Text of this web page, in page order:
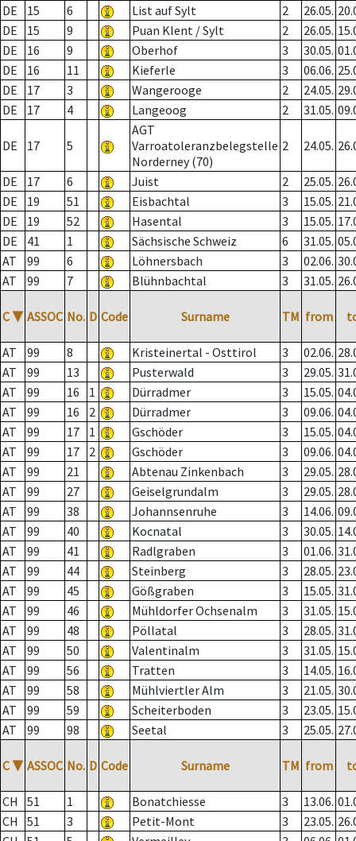
DE
15 6 List auf Sylt 2 26.05.
DE
15 9 Puan Klent / Sylt 2 26.05.
DE
16 9 Oberhof 3 30.05.
DE
16 11 Kieferle 3 06.06.
DE
17 3 Wangerooge 2 24.05.
DE
17 4 Langeoog 2 31.05.
DE 17 5
AGT
Varroatoleranzbelegstelle
Norderney (70)
2 24.05.
DE 17 6 Juist 2 25.05.
DE
19 51 Eisbachtal 3 15.05.
DE
19 52 Hasental 3 15.05.
DE
41 1 Sächsische Schweiz 6 31.05.
AT
99 6 Löhnersbach 3 02.06.
AT
99 7 Blühnbachtal 3 31.05.
C ▼ ASSOC No. D Code Surname TM from
AT 99 8 Kristeinertal - Osttirol 3 02.06.
AT
99 13 Pusterwald 3 29.05.
AT
99 16 1 Dürradmer 3 15.05.
AT
99 16 2 Dürradmer 3 09.06.
AT
99 17 1 Gschöder 3 15.05.
AT
99 17 2 Gschöder 3 09.06.
AT
99 21 Abtenau Zinkenbach 3 29.05.
AT
99 27 Geiselgrundalm 3 29.05.
AT
99 38 Johannsenruhe 3 14.06.
AT
99 40 Kocnatal 3 30.05.
AT
99 41 Radlgraben 3 01.06.
AT
99 44 Steinberg 3 28.05.
AT
99 45 Gößgraben 3 15.05.
AT
99 46 Mühldorfer Ochsenalm 3 31.05.
AT
99 48 Pöllatal 3 28.05.
AT
99 50 Valentinalm 3 31.05.
AT
99 56 Tratten 3 14.05.
AT
99 58 Mühlviertler Alm 3 21.05.
AT
99 59 Scheiterboden 3 23.05.
AT
99 98 Seetal 3 25.05.
C ▼ ASSOC No. D Code Surname TM from
CH 51 1 Bonatchiesse 3 13.06.
CH
51 3 Petit-Mont 3 23.05.